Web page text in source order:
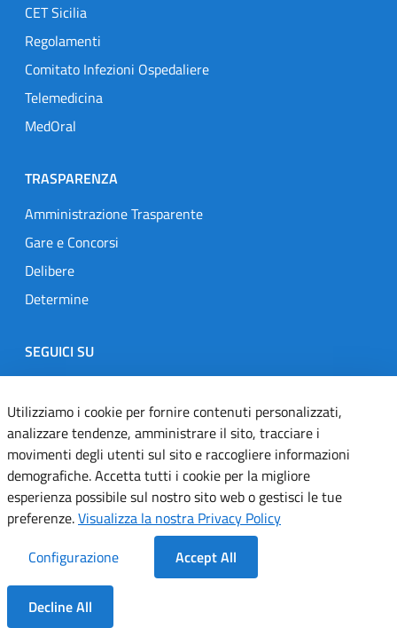
CET Sicilia
Regolamenti
Comitato Infezioni Ospedaliere
Telemedicina
MedOral
TRASPARENZA
Amministrazione Trasparente
Gare e Concorsi
Delibere
Determine
SEGUICI SU
Designers Italia
TwitterInstagramYoutubeLinkedin
Dichiarazione di accessibilità
Informativa cookie
Note legali
Servizi Applicativi
Utilizziamo i cookie per fornire contenuti personalizzati,
analizzare tendenze, amministrare il sito, tracciare i
movimenti degli utenti sul sito e raccogliere informazioni
demografiche. Accetta tutti i cookie per la migliore
esperienza possibile sul nostro sito web o gestisci le tue
preferenze.Visualizza la nostra Privacy Policy
Configurazione
Accept All
Decline All